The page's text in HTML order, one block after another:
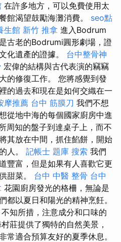
在許多地方，可以免費使用太
館渴望鼓勵海灘消費。 seo點
生館 新竹 推拿 進入Bodrum
古老的Bodrumi圓形劇場，證
化遺產的證據。 台中整骨神
宏偉的結構與古代表演的竊竊
的修復工作。 您將感覺到發
的過去和現在是如何交織在一
摩推薦 台中 筋膜刀 我們不想
從地中海的每個國家廚房中進
周知的盤子到達桌子上，而不
其放在中間，抓住餡餅，開始
人。 記帳士 題庫 搜索 我們
豐富，但是如果有人喜歡它更
甜菜。 台中 中醫 整骨 台中
花園廚房發光的格柵，無論是
都以夏日和陽光的精神烹飪。
知所措，注意成分和口味的
莊提供了獨特的自然美景，
常適合預算友好的夏季休息。